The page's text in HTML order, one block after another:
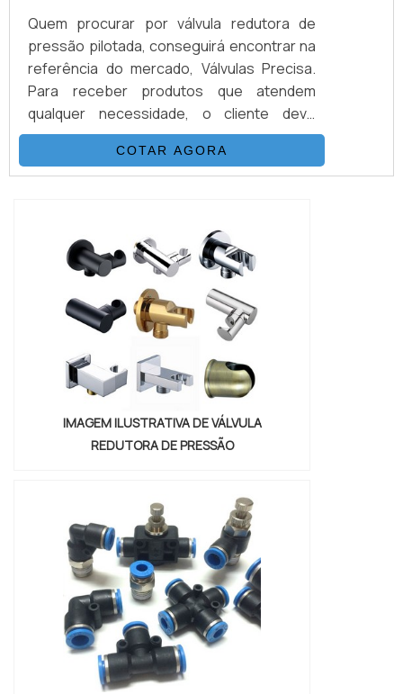
Quem procurar por válvula redutora de
pressão pilotada, conseguirá encontrar na
referência do mercado, Válvulas Precisa.
Para receber produtos que atendem
qualquer necessidade, o cliente deve
escolher uma organização que se
destaque por um bom suporte pré-venda e
tenha ampla experiência no ramo.Quando o
pilotada, com a Válvulas Precisa o cliente
poderá contar com assertividade e
diversas opções de paga...
COTAR AGORA
IMAGEM ILUSTRATIVA DE VÁLVULA
REDUTORA DE PRESSÃO